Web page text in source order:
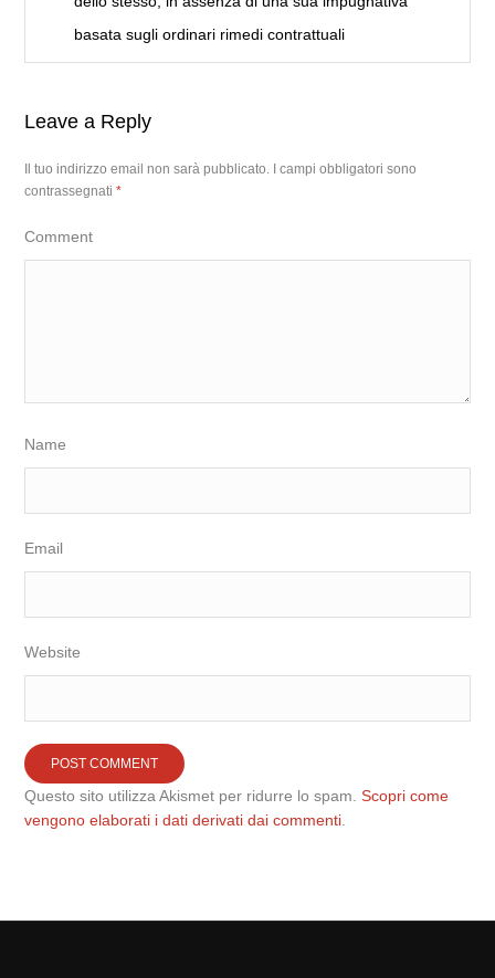
basata sugli ordinari rimedi contrattuali
Leave a Reply
Il tuo indirizzo email non sarà pubblicato.
I campi obbligatori sono
contrassegnati*
Comment
Name
Email
Website
Questo sito utilizza Akismet per ridurre lo spam.Scopri come
vengono elaborati i dati derivati dai commenti